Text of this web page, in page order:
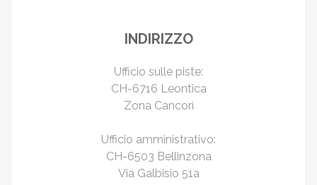
INDIRIZZO
Ufficio sulle piste:
CH-6716 Leontica
Zona Cancorì
Ufficio amministrativo:
CH-6503 Bellinzona
Via Galbisio 51a